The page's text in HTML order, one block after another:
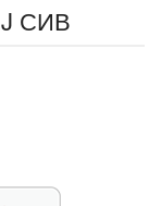
СИВ